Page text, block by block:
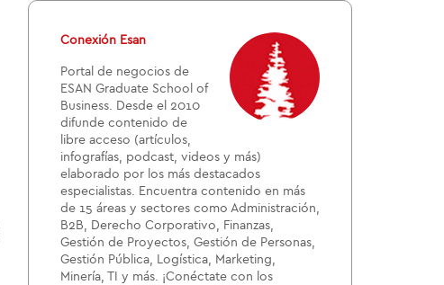
Conexión Esan
Portal de negocios de
ESAN Graduate School of
Business. Desde el 2010
difunde contenido de
libre acceso (artículos,
infografías, podcast, videos y más)
elaborado por los más destacados
especialistas. Encuentra contenido en más
de 15 áreas y sectores como Administración,
B2B, Derecho Corporativo, Finanzas,
Gestión de Proyectos, Gestión de Personas,
Gestión Pública, Logística, Marketing,
Minería, TI y más. ¡Conéctate con los